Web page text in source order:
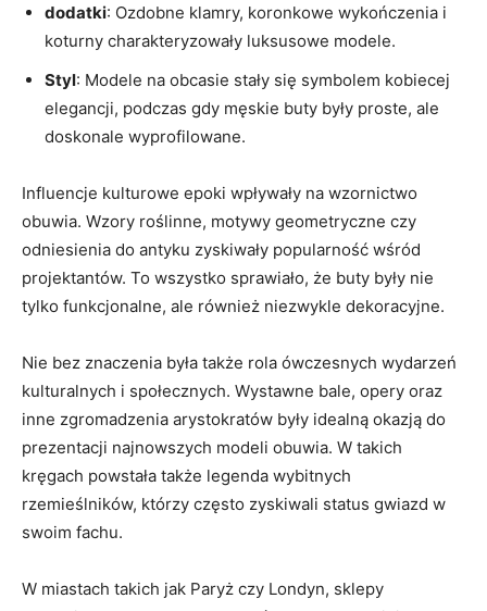
dodatki: Ozdobne klamry, koronkowe wykończenia i
koturny charakteryzowały luksusowe modele.
Styl: Modele na obcasie stały się symbolem kobiecej
elegancji, podczas gdy męskie buty były proste, ale
doskonale wyprofilowane.
Influencje kulturowe epoki wpływały na wzornictwo
obuwia. Wzory roślinne, motywy geometryczne czy
odniesienia do antyku zyskiwały popularność wśród
projektantów. To wszystko sprawiało, że buty były nie
tylko funkcjonalne, ale również niezwykle dekoracyjne.
Nie bez znaczenia była także rola ówczesnych wydarzeń
kulturalnych i społecznych. Wystawne bale, opery oraz
inne zgromadzenia arystokratów były idealną okazją do
prezentacji najnowszych modeli obuwia. W takich
kręgach powstała także legenda wybitnych
rzemieślników, którzy często zyskiwali status gwiazd w
swoim fachu.
W miastach takich jak Paryż czy Londyn, sklepy